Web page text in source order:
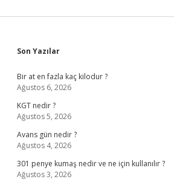
Sidebar
Son Yazılar
Bir at en fazla kaç kilodur ?
Ağustos 6, 2026
KGT nedir ?
Ağustos 5, 2026
Avans gün nedir ?
Ağustos 4, 2026
301 penye kumaş nedir ve ne için kullanılır ?
Ağustos 3, 2026